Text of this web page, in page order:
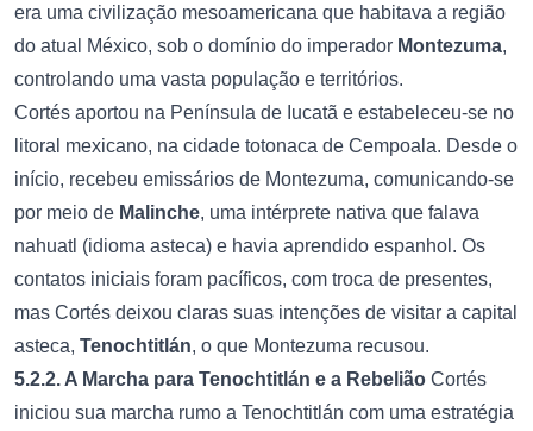
era uma civilização mesoamericana que habitava a região
do atual México, sob o domínio do imperador Montezuma,
controlando uma vasta população e territórios.
Cortés aportou na Península de Iucatã e estabeleceu-se no
litoral mexicano, na cidade totonaca de Cempoala. Desde o
início, recebeu emissários de Montezuma, comunicando-se
por meio de Malinche, uma intérprete nativa que falava
nahuatl (idioma asteca) e havia aprendido espanhol. Os
contatos iniciais foram pacíficos, com troca de presentes,
mas Cortés deixou claras suas intenções de visitar a capital
asteca, Tenochtitlán, o que Montezuma recusou.
5.2.2. A Marcha para Tenochtitlán e a Rebelião Cortés
iniciou sua marcha rumo a Tenochtitlán com uma estratégia